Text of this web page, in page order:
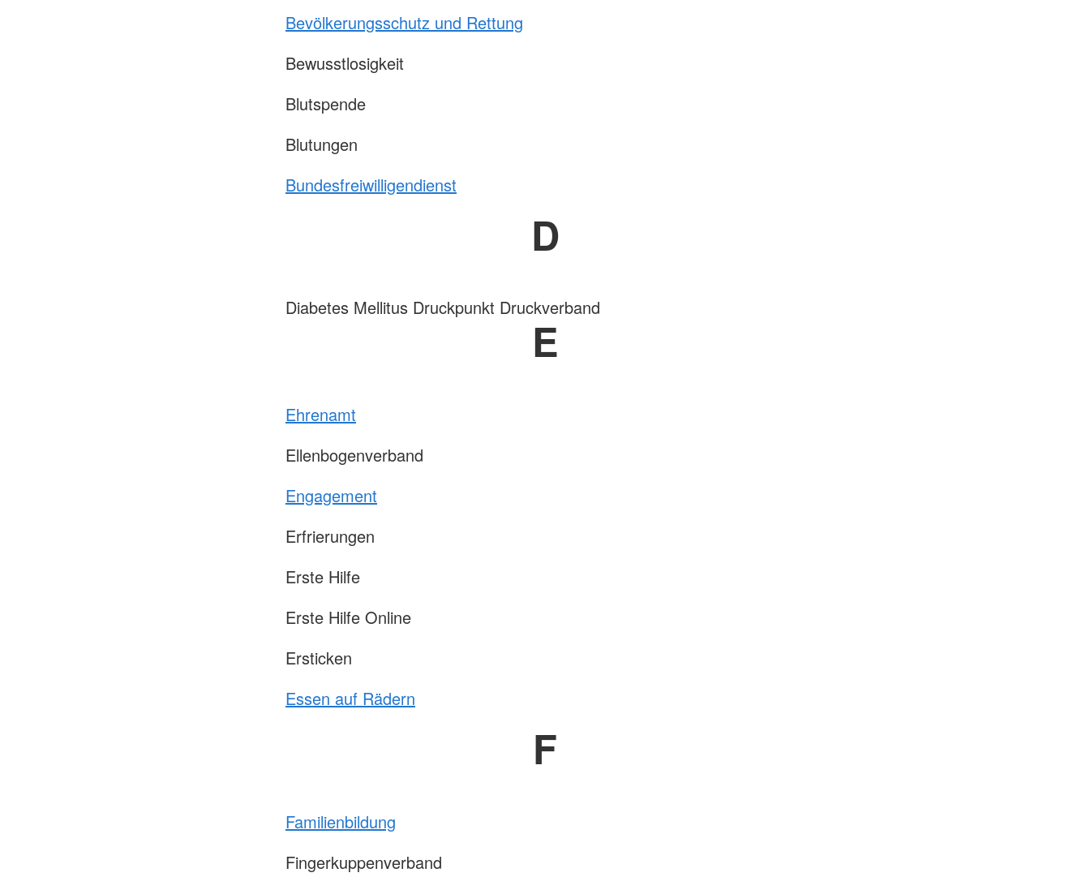
Bevölkerungsschutz und Rettung
Bewusstlosigkeit
Blutspende
Blutungen
Bundesfreiwilligendienst
D
Diabetes Mellitus Druckpunkt Druckverband
E
Ehrenamt
Ellenbogenverband
Engagement
Erfrierungen
Erste Hilfe
Erste Hilfe Online
Ersticken
Essen auf Rädern
F
Familienbildung
Fingerkuppenverband